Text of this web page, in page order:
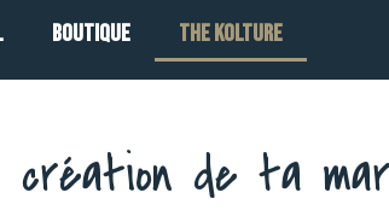
BOUTIQUE THE KOLTURE
création de ta